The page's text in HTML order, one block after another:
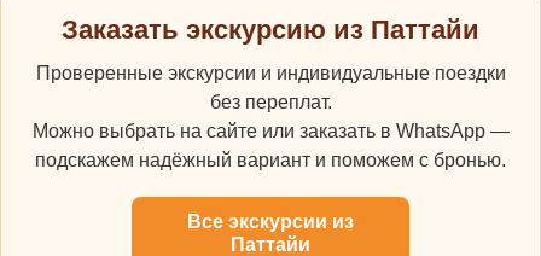
Заказать экскурсию из Паттайи
Проверенные экскурсии и индивидуальные поездки
без переплат.
Можно выбрать на сайте или заказать в WhatsApp —
подскажем надёжный вариант и поможем с бронью.
Все экскурсии из
Паттайи